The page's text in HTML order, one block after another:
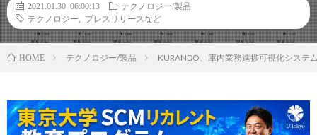
2021.01.30 06:00:13
テクノロジー/製品
テクノロジー
プレスリリースなど
HOME テクノロジー/製品 KURANDO、庫内業務進捗可視化システ